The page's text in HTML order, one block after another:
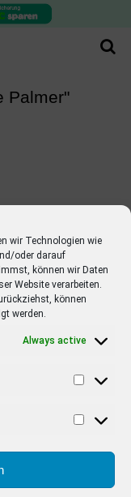
wir Technologien wie
oder darauf
können wir Daten
Website verarbeiten.
können
werden.
Always active
Palmer"
Moderatorin